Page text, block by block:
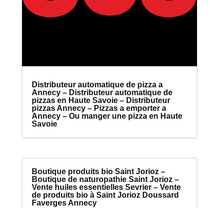
Distributeur automatique de pizza a
Annecy – Distributeur automatique de
pizzas en Haute Savoie – Distributeur
pizzas Annecy – Pizzas a emporter a
Annecy – Ou manger une pizza en Haute
Savoie
Boutique produits bio Saint Jorioz –
Boutique de naturopathie Saint Jorioz –
Vente huiles essentielles Sevrier – Vente
de produits bio à Saint Jorioz Doussard
Faverges Annecy